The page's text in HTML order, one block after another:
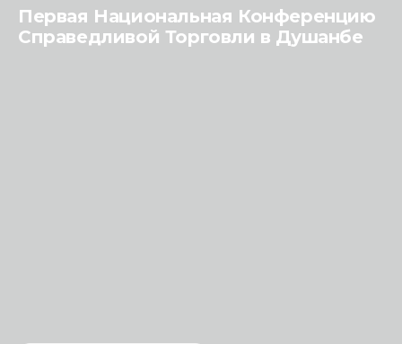
Первая Национальная Конференцию
Справедливой Торговли в Душанбе